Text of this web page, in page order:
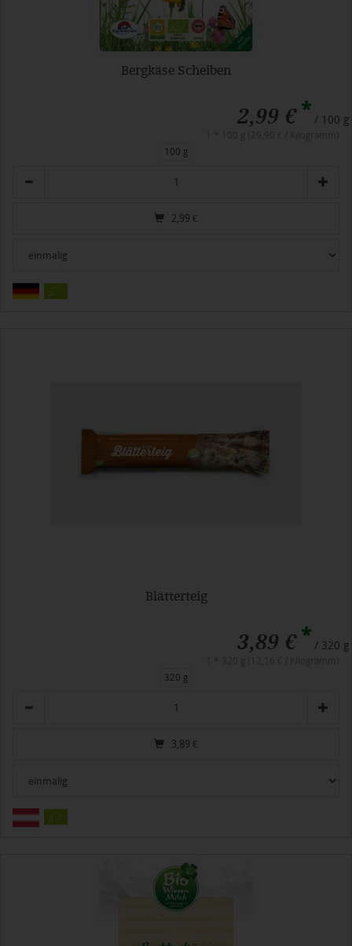
Bergkäse Scheiben
2,99 €* / 100 g
100 g
2,99 €
Blätterteig
3,89 €* / 320 g
320 g
3,89 €